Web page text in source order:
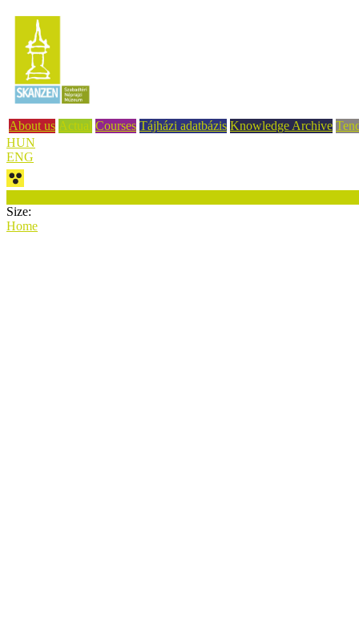
About us Actual Courses Tájházi adatbázis Knowledge Archive
HUN
ENG
Size:
Home